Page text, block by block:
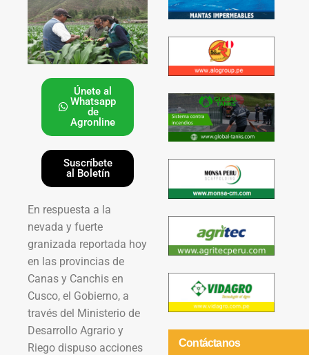
Únete al
Whatsapp
de
Agronline
Suscríbete
al Boletín
En respuesta a la
nevada y fuerte
granizada reportada hoy
en las provincias de
Canas y Canchis en
Cusco, el Gobierno, a
través del Ministerio de
Desarrollo Agrario y
Riego dispuso acciones
Contáctanos